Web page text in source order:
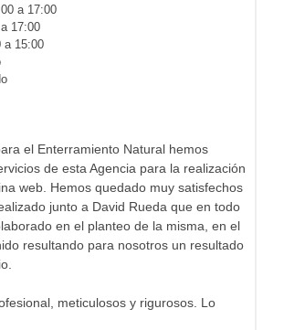
a 17:00
17:00
a 15:00
el Enterramiento Natural hemos
de esta Agencia para la realización
web. Hemos quedado muy satisfechos
junto a David Rueda que en todo
en el planteo de la misma, en el
resultando para nosotros un resultado
meticulosos y rigurosos. Lo